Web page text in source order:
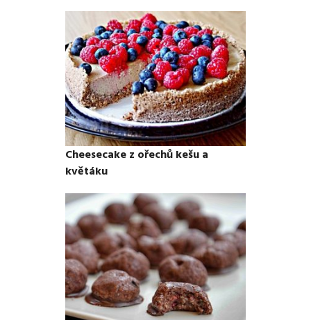
Cheesecake z ořechů kešu a
květáku